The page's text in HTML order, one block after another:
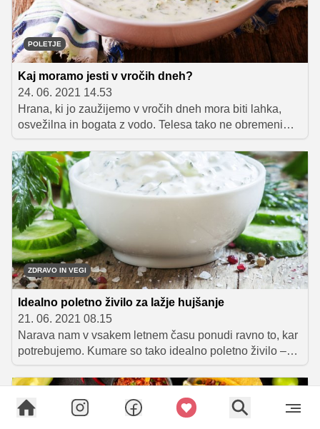
POLETJE
Kaj moramo jesti v vročih dneh?
24. 06. 2021 14.53
Hrana, ki jo zaužijemo v vročih dneh mora biti lahka,
osvežilna in bogata z vodo. Telesa tako ne obremenimo
s prebavljanjem hrane, hkrati pa mu zagotovimo
potrebne hranilne snovi in tekočino, ki jo v vročih dneh
še kako potrebuje. V nadaljevanju vam ponujamo nekaj
preprostih receptov in nasvetov, ki vam bodo zagotovo v
pomoč pri pripravi okusnih in lahkih sezonskih obrokov.
ZDRAVO IN VEGI
Idealno poletno živilo za lažje hujšanje
21. 06. 2021 08.15
Narava nam v vsakem letnem času ponudi ravno to, kar
potrebujemo. Kumare so tako idealno poletno živilo –
osvežilno, lahko, polno vode in koristnih hranil.
Preberite si, kako jih vključiti v obroke, ki so primerni za
najbolj vroč del leta.